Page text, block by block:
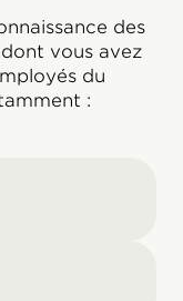
des
vous avez
du
: